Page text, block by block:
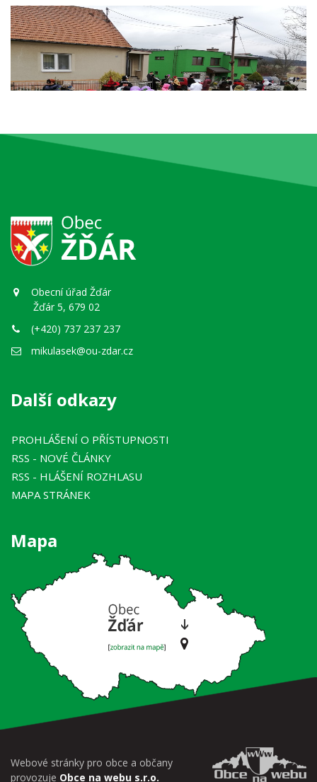
Obecní úřad Žďár
Žďár 5, 679 02
(+420) 737 237 237
mikulasek@ou-zdar.cz
Další odkazy
PROHLÁŠENÍ O PŘÍSTUPNOSTI
RSS - NOVÉ ČLÁNKY
RSS - HLÁŠENÍ ROZHLASU
MAPA STRÁNEK
Mapa
Webové stránky pro obce a občany
provozuje Obce na webu s.r.o.